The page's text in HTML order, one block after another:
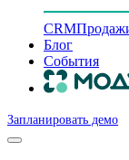
CRM
Блог
События
Запланировать демо